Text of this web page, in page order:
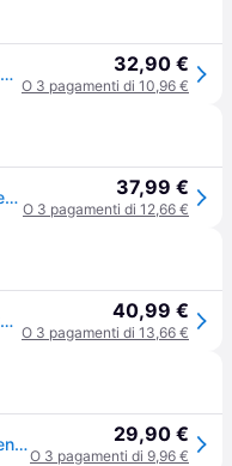
LEGO Star Wars Calendario dell'Avvento 2025 per Bambini da 6 Anni in su - Giocattolo per il Conto alla Rovescia di Natale con 24 Sorprese Incluse 2 Minifigure e 5 Figure di Droidi, Idea Regalo - 75418 32,90 €
O 3 pagamenti di 10,96 €
Lego Star Wars Calendario dell'Avvento 2025 75418 Set costruzioni 37,99 €
O 3 pagamenti di 12,66 €
LEGO Star Wars Calendario dell'Avvento 75418 24 costruzioni/esclusive minifigure 40,99 €
O 3 pagamenti di 13,66 €
Lego Star Wars Calendario Dell’avvento 2025 75418, , 29,90 €
O 3 pagamenti di 9,96 €